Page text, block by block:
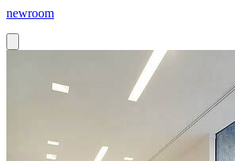
newroom